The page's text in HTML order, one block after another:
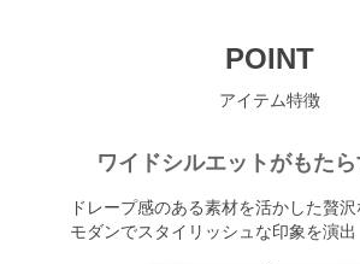
POINT
アイテム特徴
ワイドシルエットがもた
ドレープ感のある素材を活かした贅沢
モダンでスタイリッシュな印象を演出